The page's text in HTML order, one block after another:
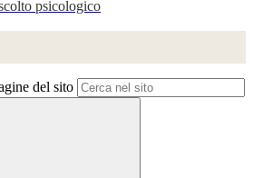
psicologico
del sito